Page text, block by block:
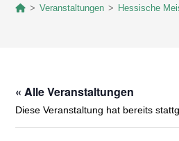
> Veranstaltungen > Hessische
« Alle Veranstaltungen
Diese Veranstaltung hat bereits